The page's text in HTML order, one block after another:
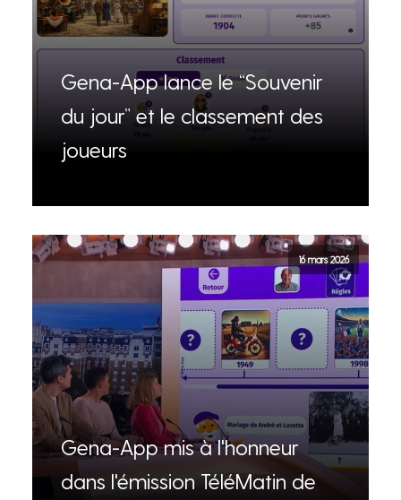
Gena-App lance le “Souvenir
du jour” et le classement des
joueurs
16 mars 2026
Gena-App mis à l'honneur
dans l'émission TéléMatin de